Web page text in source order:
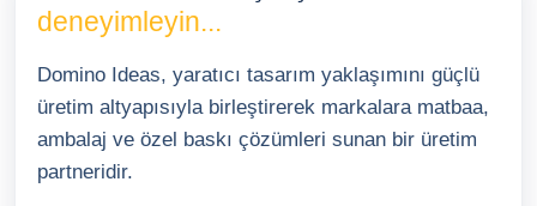
deneyimleyin...
Domino Ideas, yaratıcı tasarım yaklaşımını güçlü
üretim altyapısıyla birleştirerek markalara matbaa,
ambalaj ve özel baskı çözümleri sunan bir üretim
partneridir.